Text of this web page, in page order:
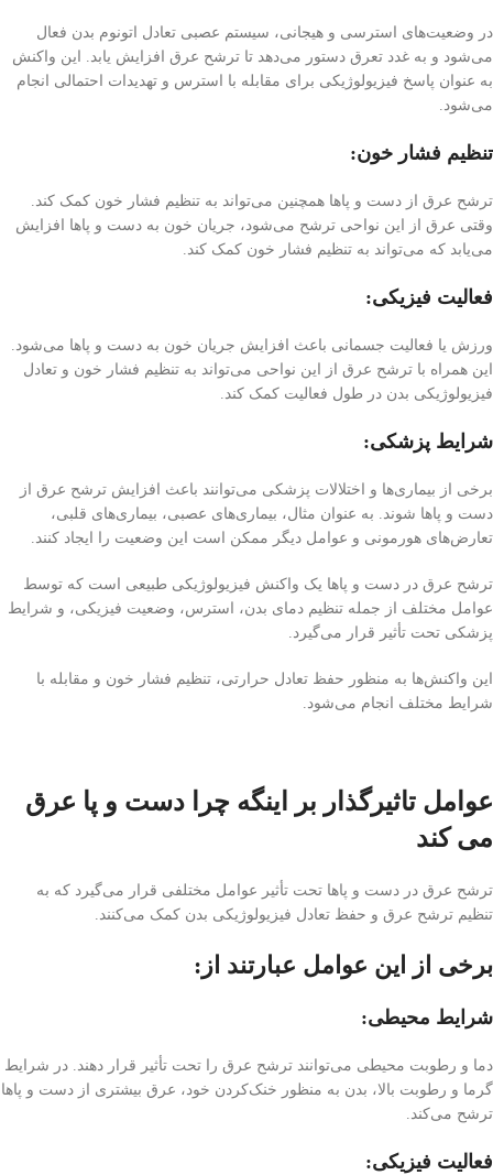
در وضعیت‌های استرسی و هیجانی، سیستم عصبی تعادل اتونوم بدن فعال
می‌شود و به غدد تعرق دستور می‌دهد تا ترشح عرق افزایش یابد. این واکنش
به عنوان پاسخ فیزیولوژیکی برای مقابله با استرس و تهدیدات احتمالی انجام
می‌شود.
تنظیم فشار خون:
ترشح عرق از دست و پاها همچنین می‌تواند به تنظیم فشار خون کمک کند.
وقتی عرق از این نواحی ترشح می‌شود، جریان خون به دست و پاها افزایش
می‌یابد که می‌تواند به تنظیم فشار خون کمک کند.
فعالیت فیزیکی:
ورزش یا فعالیت جسمانی باعث افزایش جریان خون به دست و پاها می‌شود.
این همراه با ترشح عرق از این نواحی می‌تواند به تنظیم فشار خون و تعادل
فیزیولوژیکی بدن در طول فعالیت کمک کند.
شرایط پزشکی:
برخی از بیماری‌ها و اختلالات پزشکی می‌توانند باعث افزایش ترشح عرق از
دست و پاها شوند. به عنوان مثال، بیماری‌های عصبی، بیماری‌های قلبی،
تعارض‌های هورمونی و عوامل دیگر ممکن است این وضعیت را ایجاد کنند.
ترشح عرق در دست و پاها یک واکنش فیزیولوژیکی طبیعی است که توسط
عوامل مختلف از جمله تنظیم دمای بدن، استرس، وضعیت فیزیکی، و شرایط
پزشکی تحت تأثیر قرار می‌گیرد.
این واکنش‌ها به منظور حفظ تعادل حرارتی، تنظیم فشار خون و مقابله با
شرایط مختلف انجام می‌شود.
عوامل تاثیرگذار بر اینگه چرا دست و پا عرق
می کند
ترشح عرق در دست و پاها تحت تأثیر عوامل مختلفی قرار می‌گیرد که به
تنظیم ترشح عرق و حفظ تعادل فیزیولوژیکی بدن کمک می‌کنند.
برخی از این عوامل عبارتند از:
شرایط محیطی:
دما و رطوبت محیطی می‌توانند ترشح عرق را تحت تأثیر قرار دهند. در شرایط
گرما و رطوبت بالا، بدن به منظور خنک‌کردن خود، عرق بیشتری از دست و پاها
ترشح می‌کند.
فعالیت فیزیکی: